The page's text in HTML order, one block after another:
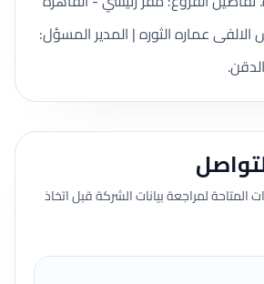
عماره الثوره | المدير المسؤل:
المتاحة لمراجعة بيانات الشركة قبل اتخاذ